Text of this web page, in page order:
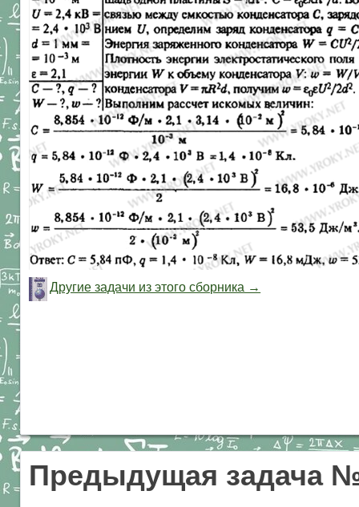
Другие задачи из этого сборника →
Предыдущая задача